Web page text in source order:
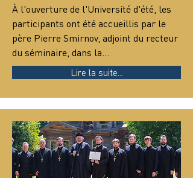
À l'ouverture de l'Université d'été, les
participants ont été accueillis par le
père Pierre Smirnov, adjoint du recteur
du séminaire, dans la…
Lire la suite...